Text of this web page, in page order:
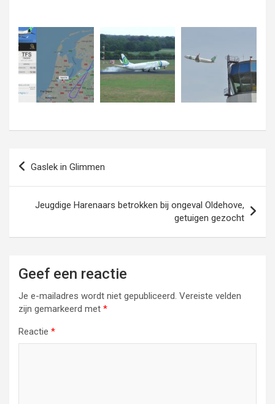
Bericht
Gaslek in Glimmen
Jeugdige Harenaars betrokken bij ongeval Oldehove,
getuigen gezocht
Geef een reactie
Je e-mailadres wordt niet gepubliceerd. Vereiste velden
zijn gemarkeerd met *
Reactie *